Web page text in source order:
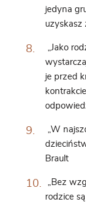
jedyna
uzyskasz
„Jako
je przed
„W
Brault
„Bez
rodzice